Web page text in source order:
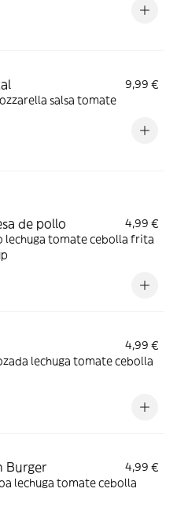
9,99 €
salsa tomate
de pollo
4,99 €
lechuga tomate cebolla frita
4,99 €
lechuga tomate cebolla
Burger
4,99 €
lechuga tomate cebolla